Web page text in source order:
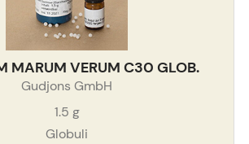
MARUM VERUM C30 GLOB.
Gudjons GmbH
1.5 g
Globuli